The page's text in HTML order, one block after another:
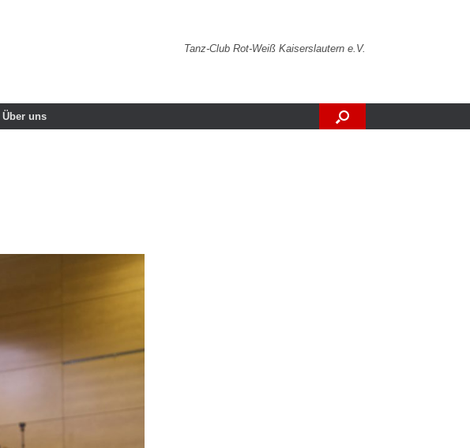
Tanz-Club Rot-Weiß Kaiserslautern e.V.
Über uns